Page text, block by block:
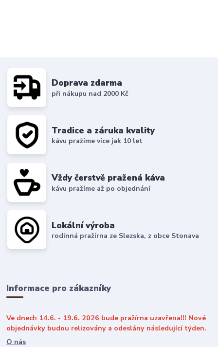
Doprava zdarma
při nákupu nad 2000 Kč
Tradice a záruka kvality
kávu pražíme více jak 10 let
Vždy čerstvě pražená káva
kávu pražíme až po objednání
Lokální výroba
rodinná pražírna ze Slezska, z obce Stonava
Informace pro zákazníky
Ve dnech 14.6. - 19.6. 2026 bude pražírna uzavřena!!! Nové
objednávky budou relizovány a odeslány následující týden.
O nás